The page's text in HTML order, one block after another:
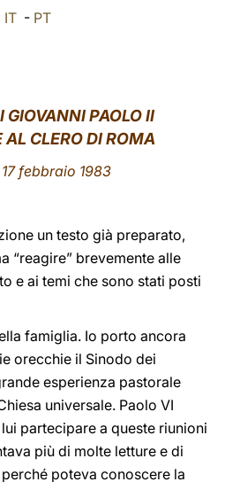
IT- PT
GIOVANNI PAOLO II
AL CLERO DI ROMA
febbraio 1983
un testo già preparato,
“reagire” brevemente alle
e ai temi che sono stati posti
famiglia. Io porto ancora
orecchie il Sinodo dei
esperienza pastorale
universale. Paolo VI
partecipare a queste riunioni
più di molte letture e di
poteva conoscere la